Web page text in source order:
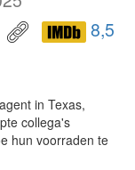
8,5
in Texas,
collega's
hun voorraden te